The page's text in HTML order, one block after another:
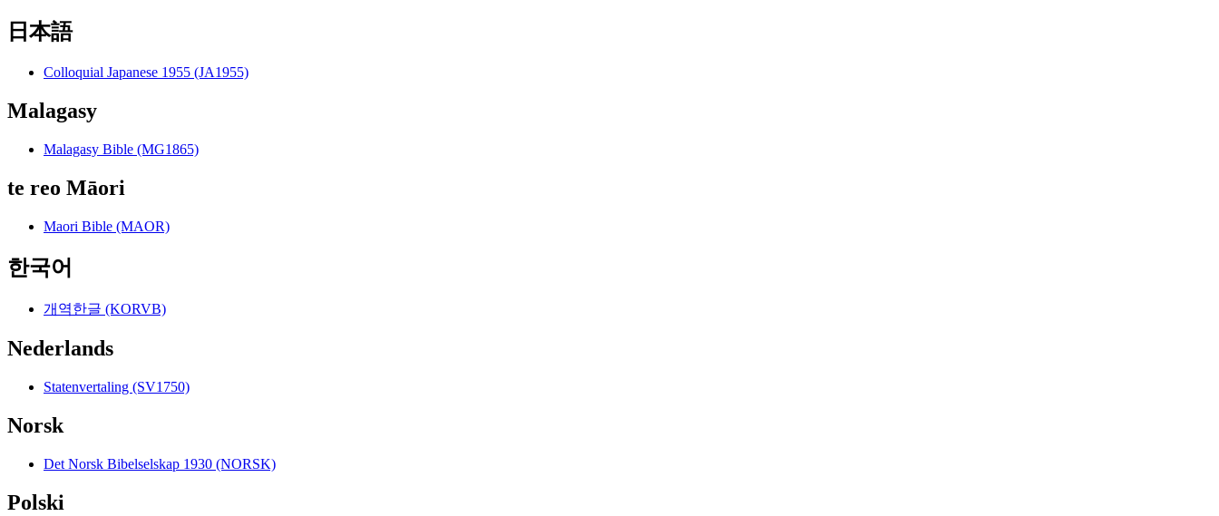
日本語
Colloquial Japanese 1955 (JA1955)
Malagasy
Malagasy Bible (MG1865)
te reo Māori
Maori Bible (MAOR)
한국어
개역한글 (KORVB)
Nederlands
Statenvertaling (SV1750)
Norsk
Det Norsk Bibelselskap 1930 (NORSK)
Polski